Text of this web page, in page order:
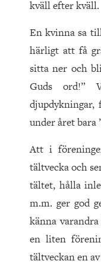
kväll efter kväll.
En kvinna sa
härligt att få
sitta ner och
Guds ord!”
under året bara
Att i
tältvecka och
tältet, hålla
m.m. ger god
känna
en liten
tältveckan en